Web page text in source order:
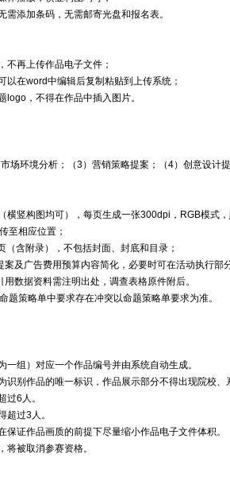
需添加条码，无需邮寄光盘和报名表。
不再上传作品电子文件；
以在word中编辑后复制粘贴到上传系统；
logo，不得在作品中插入图片。
市场环境分析；（3）营销策略提案；（4）创意设计
横竖构图均可），每页生成一张300dpi，RGB模式
至相应位置；
（含附录），不包括封面、封底和目录；
案及广告费用预算内容简化，必要时可在活动执行部
用数据资料需注明出处，调查表格原件附后。
题策略单中要求存在冲突以命题策略单要求为准。
一组）对应一个作品编号并由系统自动生成。
识别作品的唯一标识，作品展示部分不得出现院校
过6人。
超过3人。
保证作品画质的前提下尽量缩小作品电子文件体积。
将被取消参赛资格。